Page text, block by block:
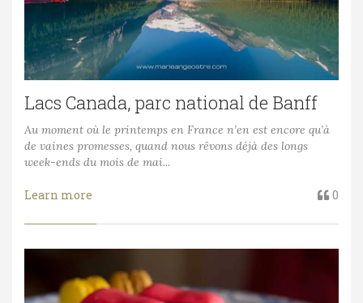
Lacs Canada, parc national de Banff
Au moment où le printemps en France n’en est encore qu’à
de vaines promesses, quand nous rêvons déjà des longs
week-ends du mois de mai...
Learn more 0